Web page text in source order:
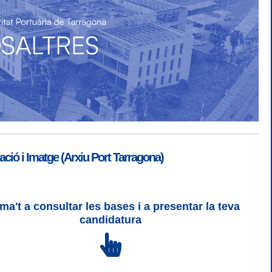
| Login
| WCAG 2 i WW3C
i Imatge (Arxiu Port Tarragona)
a consultar les bases i a presentar la teva
candidatura